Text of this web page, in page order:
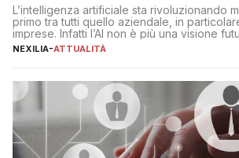
L’intelligenza artificiale sta rivoluzionando
primo tra tutti quello aziendale, in
imprese. Infatti l’AI non è più una visione
realtà operativa che sta portando a un
operazioni, bensì comporta […]
NEXILIA-ATTUALITÀ